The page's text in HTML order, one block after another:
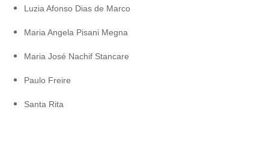
Luzia Afonso Dias de Marco
Maria Angela Pisani Megna
Maria José Nachif Stancare
Paulo Freire
Santa Rita